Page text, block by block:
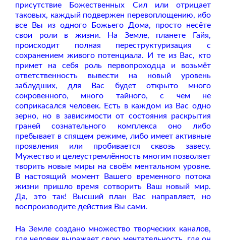
присутствие Божественных Сил или отрицает
таковых, каждый подвержен перевоплощению, ибо
все Вы из одного Божьего Дома, просто несёте
свои роли в жизни. На Земле, планете Гайя,
происходит полная переструктуризация с
сохранением живого потенциала. И те из Вас, кто
примет на себя роль первопроходца и возьмёт
ответственность вывести на новый уровень
заблудших, для Вас будет открыто много
сокровенного, много тайного, с чем не
соприкасался человек. Есть в каждом из Вас одно
зерно, но в зависимости от состояния раскрытия
граней сознательного комплекса оно либо
пребывает в спящем режиме, либо имеет активные
проявления или пробивается сквозь завесу.
Мужество и целеустремлённость многим позволяет
творить новые миры на своём ментальном уровне.
В настоящий момент Вашего временного потока
жизни пришло время сотворить Ваш новый мир.
Да, это так! Высший план Вас направляет, но
воспроизводите действия Вы сами.
На Земле создано множество творческих каналов,